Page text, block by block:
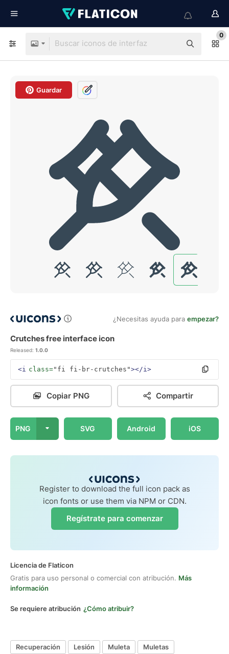
0
Guardar
¿Necesitas ayuda para empezar?
Crutches free interface icon
Released: 1.0.0
<i class="fi fi-br-crutches"></i>
Copiar PNG Compartir
PNG SVG Android iOS
Register to download the full icon pack as
icon fonts or use them via NPM or CDN.
Regístrate para comenzar
Licencia de Flaticon
Gratis para uso personal o comercial con atribución. Más
información
Se requiere atribución ¿Cómo atribuir?
Recuperación Lesión Muleta
Muletas